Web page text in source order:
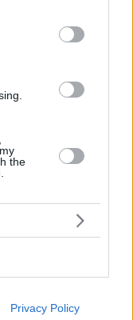
in below Google
the
Privacy Policy
Vertrauen.
Wert auf
eines lokalen
Partnern.
Unterstützung
auf
umso
Das
als einen